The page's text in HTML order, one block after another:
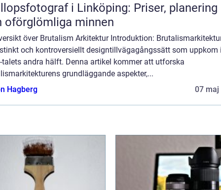
i Linköping: Priser, planering
oförglömliga minnen
över Brutalism Arkitektur Introduktion:
och kontroversiellt designtillvägagångssätt som uppkom
talets andra hälft. Denna artikel kommer att utforska
grundläggande aspekter,...
Hagberg
07 maj